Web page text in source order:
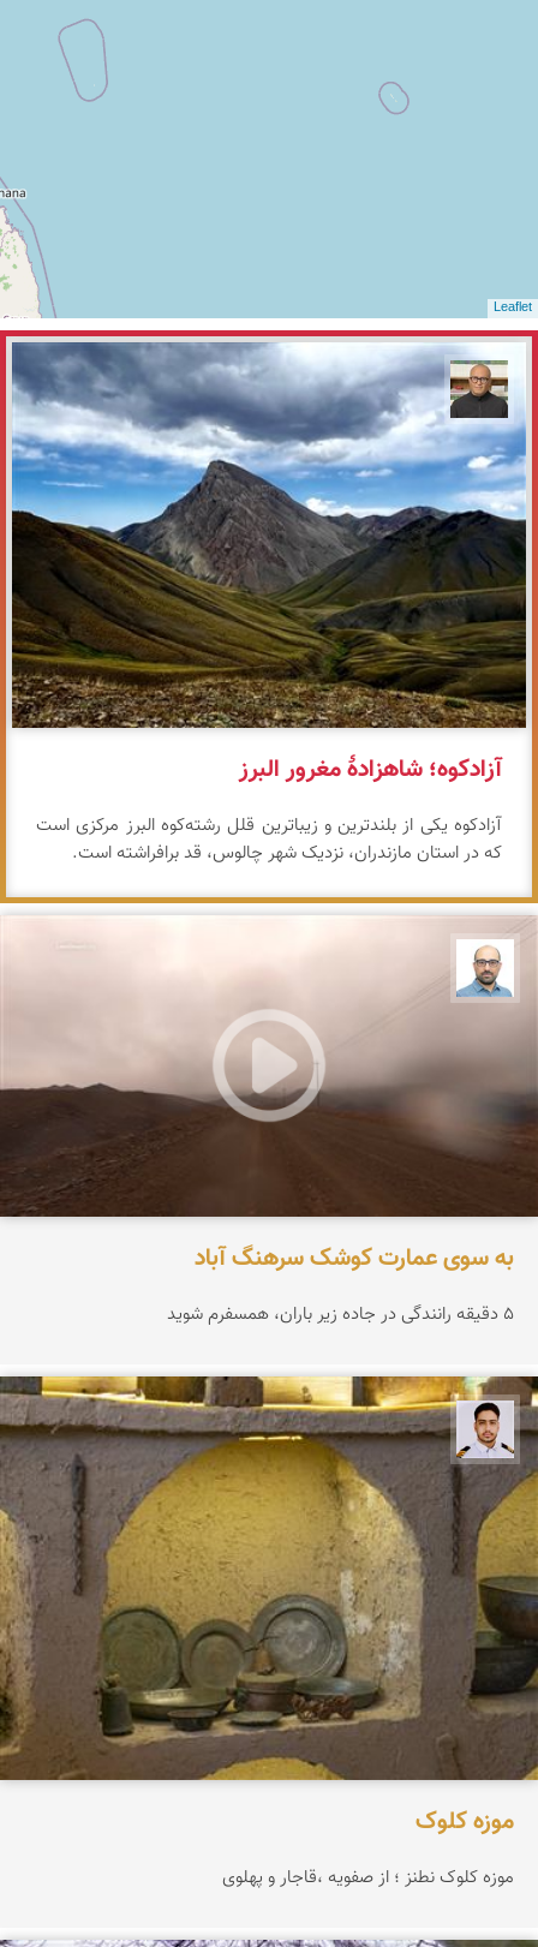
Leaflet
مازیار ذاکری
آزادکوه؛ شاهزادهٔ مغرور البرز
آزادکوه یکی از بلندترین و زیباترین قلل رشته‌کوه البرز مرکزی است
که در استان مازندران، نزدیک شهر چالوس، قد برافراشته است.
به سوی عمارت کوشک سرهنگ آباد
۵ دقیقه رانندگی در جاده زیر باران، همسفرم شوید
سعید جواهری
موزه کلوک
موزه کلوک نطنز ؛ از صفویه ،قاجار و پهلوی